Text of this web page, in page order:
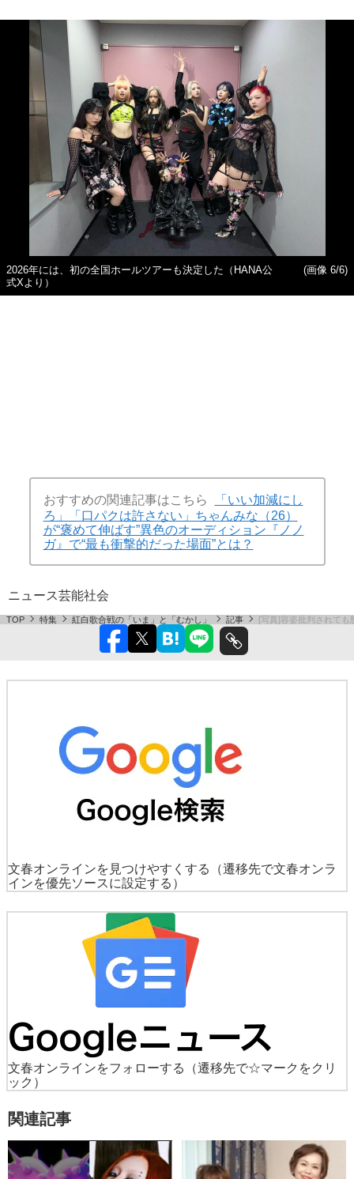
2026年には、初の全国ホールツアーも決定した（HANA公
式Xより）
(画像 6/6)
おすすめの関連記事はこちら
「いい加減にし
ろ」「口パクは許さない」ちゃんみな（26）
が“褒めて伸ばす”異色のオーディション『ノノ
ガ』で“最も衝撃的だった場面”とは？
ニュース芸能社会
TOP 特集 紅白歌合戦の「いま」と「むかし」 記事 [写真]容姿批判されて
文春オンラインを見つけやすくする
（遷移先で文春オンラ
インを優先ソースに設定する）
文春オンラインをフォローする
（遷移先で☆マークをクリ
ック）
関連記事